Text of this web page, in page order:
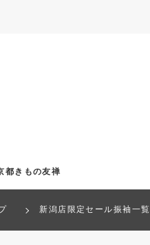
都きもの友禅
新潟店限定セール振袖一覧